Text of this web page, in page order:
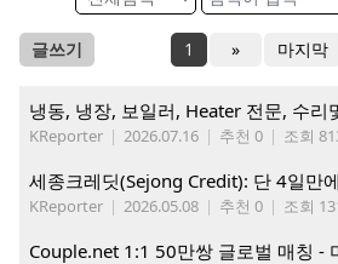
글쓰기 1 » 마지막
냉동, 냉장, 보일러, Heater 전문, 수리
KReporter | 2026.07.16 | 추천 0 | 조회
세종크레딧(Sejong Credit): 단 4일만
KReporter | 2026.05.08 | 추천 0 | 조회